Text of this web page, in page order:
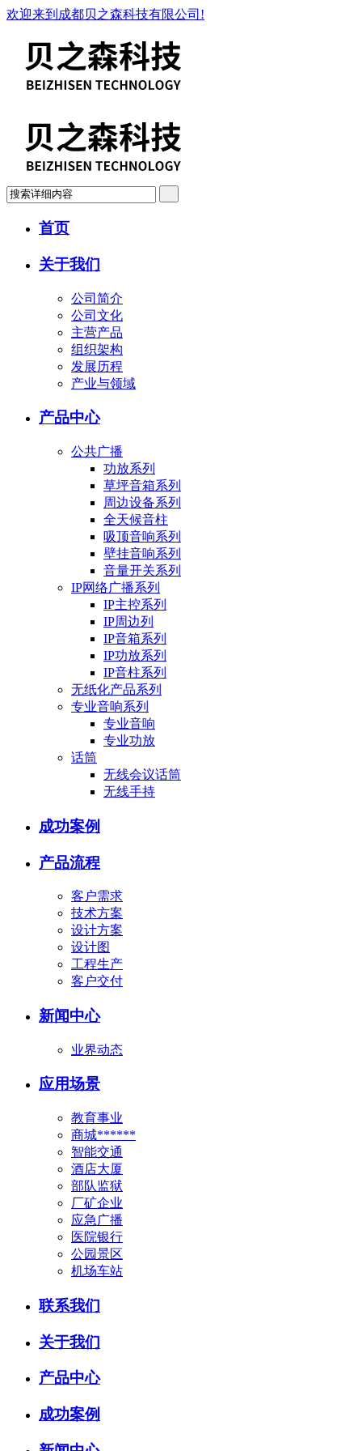
欢迎来到成都贝之森科技有限公司!
首页
关于我们
公司简介
公司文化
主营产品
组织架构
发展历程
产业与领域
产品中心
公共广播
功放系列
草坪音箱系列
周边设备系列
全天候音柱
吸顶音响系列
壁挂音响系列
音量开关系列
IP网络广播系列
IP主控系列
IP周边列
IP音箱系列
IP功放系列
IP音柱系列
无纸化产品系列
专业音响系列
专业音响
专业功放
话筒
无线会议话筒
无线手持
成功案例
产品流程
客户需求
技术方案
设计方案
设计图
工程生产
客户交付
新闻中心
业界动态
应用场景
教育事业
商城******
智能交通
酒店大厦
部队监狱
厂矿企业
应急广播
医院银行
公园景区
机场车站
联系我们
关于我们
产品中心
成功案例